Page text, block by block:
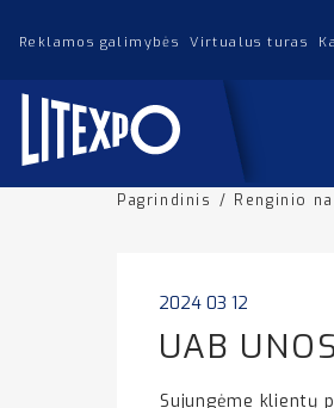
Reklamos galimybės Virtualus turas
Pagrindinis / Renginio
2024 03 12
UAB
Sujungėme klientų